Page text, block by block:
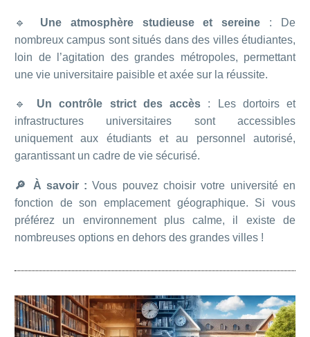
🔹 Une atmosphère studieuse et sereine : De
nombreux campus sont situés dans des villes étudiantes,
loin de l’agitation des grandes métropoles, permettant
une vie universitaire paisible et axée sur la réussite.
🔹 Un contrôle strict des accès : Les dortoirs et
infrastructures universitaires sont accessibles
uniquement aux étudiants et au personnel autorisé,
garantissant un cadre de vie sécurisé.
🔎 À savoir : Vous pouvez choisir votre université en
fonction de son emplacement géographique. Si vous
préférez un environnement plus calme, il existe de
nombreuses options en dehors des grandes villes !